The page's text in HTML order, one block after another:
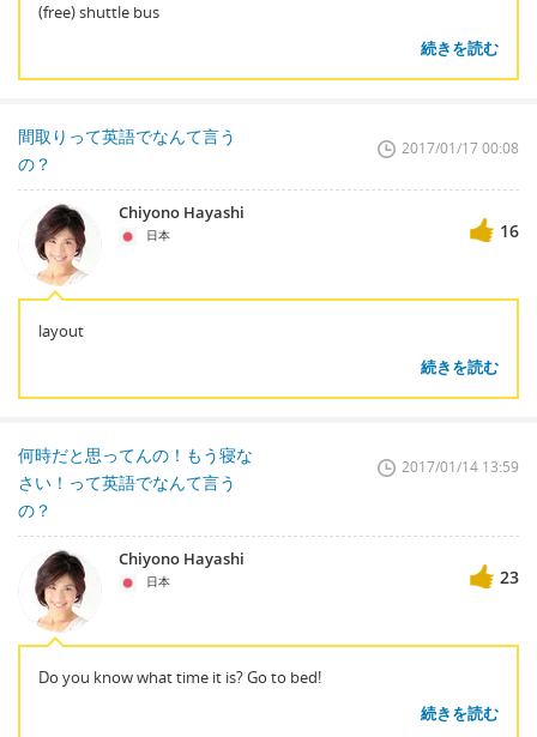
(free) shuttle bus
続きを読む
間取りって英語でなんて言う
の？
2017/01/17 00:08
Chiyono Hayashi
日本 16
layout
続きを読む
何時だと思ってんの！もう寝な
さい！って英語でなんて言う
の？
2017/01/14 13:59
Chiyono Hayashi
日本 23
Do you know what time it is? Go to bed!
続きを読む